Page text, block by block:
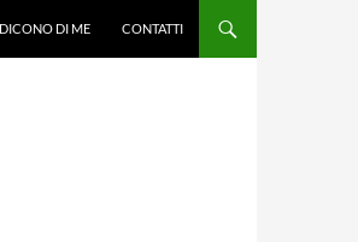
DICONO DI ME CONTATTI